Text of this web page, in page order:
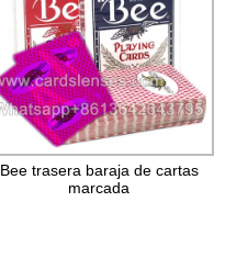
Bee trasera baraja de cartas
marcada